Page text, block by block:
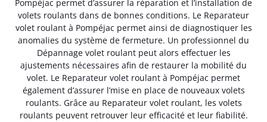
Pompéjac permet d’assurer la réparation et l’installation de
volets roulants dans de bonnes conditions. Le Reparateur
volet roulant à Pompéjac permet ainsi de diagnostiquer les
anomalies du système de fermeture. Un professionnel du
Dépannage volet roulant peut alors effectuer les
ajustements nécessaires afin de restaurer la mobilité du
volet. Le Reparateur volet roulant à Pompéjac permet
également d’assurer l’mise en place de nouveaux volets
roulants. Grâce au Reparateur volet roulant, les volets
roulants peuvent retrouver leur efficacité et leur fiabilité.